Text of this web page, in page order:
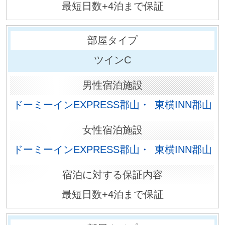
最短日数+4泊まで保証
ツインC
ドーミーインEXPRESS郡山・ 東横INN郡山
ドーミーインEXPRESS郡山・ 東横INN郡山
最短日数+4泊まで保証